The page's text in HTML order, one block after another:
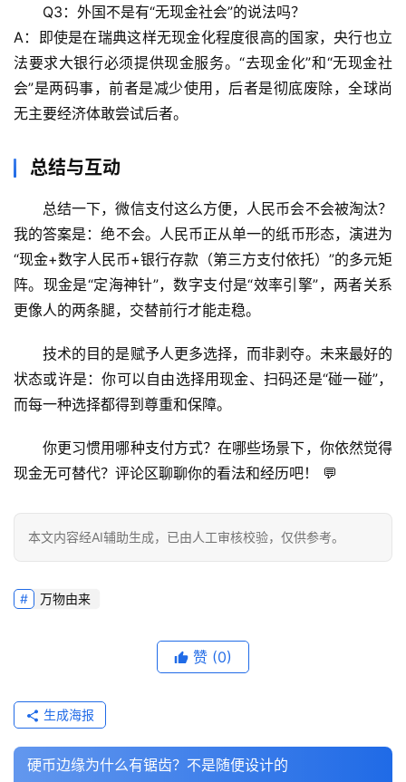
真
Q3：外国不是有“无现金社会”的说法吗？
A：即使是在瑞典这样无现金化程度很高的国家，央行也立
法要求大银行必须提供现金服务。“去现金化”和“无现金社
会”是两码事，前者是减少使用，后者是彻底废除，全球尚
无主要经济体敢尝试后者。
总结与互动
总结一下，微信支付这么方便，人民币会不会被淘汰？
我的答案是：绝不会。人民币正从单一的纸币形态，演进为
“现金+数字人民币+银行存款（第三方支付依托） ”的多元矩
阵。现金是“定海神针”，数字支付是“效率引擎”，两者关系
更像人的两条腿，交替前行才能走稳。
技术的目的是赋予人更多选择，而非剥夺。 未来最好的
状态或许是：你可以自由选择用现金、扫码还是“碰一碰”，
而每一种选择都得到尊重和保障。
你更习惯用哪种支付方式？在哪些场景下，你依然觉得
现金无可替代？ 评论区聊聊你的看法和经历吧！ 💬
本文内容经AI辅助生成，已由人工审核校验，仅供参考。
万物由来
赞 (0)
生成海报
硬币边缘为什么有锯齿？不是随便设计的